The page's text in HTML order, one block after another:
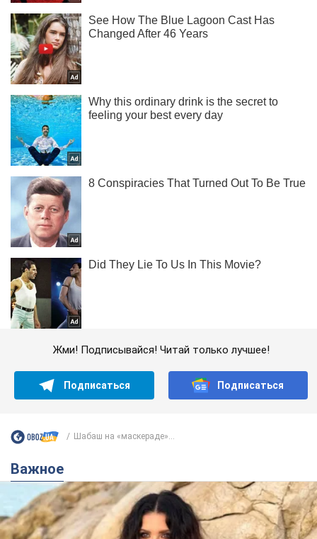
Жми! Подписывайся! Читай только лучшее!
Подписаться Подписаться
Шабаш на «маскераде»...
Важное